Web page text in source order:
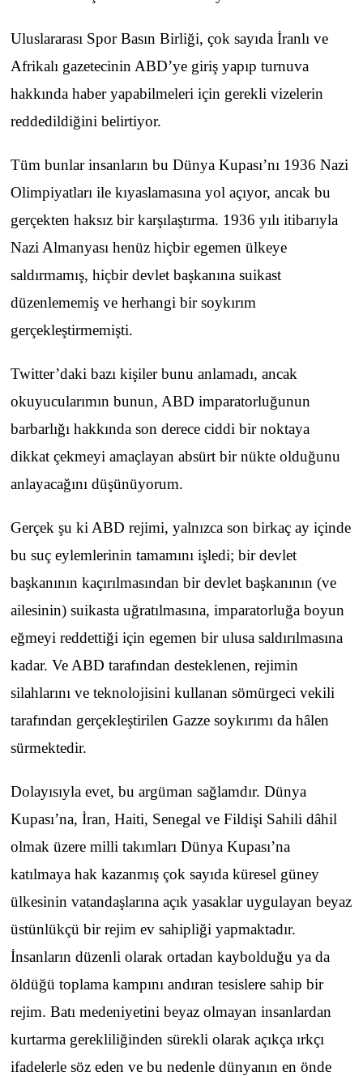
Uluslararası Spor Basın Birliği, çok sayıda İranlı ve
Afrikalı gazetecinin ABD’ye giriş yapıp turnuva
hakkında haber yapabilmeleri için gerekli vizelerin
reddedildiğini belirtiyor.
Tüm bunlar insanların bu Dünya Kupası’nı 1936 Nazi
Olimpiyatları ile kıyaslamasına yol açıyor, ancak bu
gerçekten haksız bir karşılaştırma. 1936 yılı itibarıyla
Nazi Almanyası henüz hiçbir egemen ülkeye
saldırmamış, hiçbir devlet başkanına suikast
düzenlememiş ve herhangi bir soykırım
gerçekleştirmemişti.
Twitter’daki bazı kişiler bunu anlamadı, ancak
okuyucularımın bunun, ABD imparatorluğunun
barbarlığı hakkında son derece ciddi bir noktaya
dikkat çekmeyi amaçlayan absürt bir nükte olduğunu
anlayacağını düşünüyorum.
Gerçek şu ki ABD rejimi, yalnızca son birkaç ay içinde
bu suç eylemlerinin tamamını işledi; bir devlet
başkanının kaçırılmasından bir devlet başkanının (ve
ailesinin) suikasta uğratılmasına, imparatorluğa boyun
eğmeyi reddettiği için egemen bir ulusa saldırılmasına
kadar. Ve ABD tarafından desteklenen, rejimin
silahlarını ve teknolojisini kullanan sömürgeci vekili
tarafından gerçekleştirilen Gazze soykırımı da hâlen
sürmektedir.
Dolayısıyla evet, bu argüman sağlamdır. Dünya
Kupası’na, İran, Haiti, Senegal ve Fildişi Sahili dâhil
olmak üzere milli takımları Dünya Kupası’na
katılmaya hak kazanmış çok sayıda küresel güney
ülkesinin vatandaşlarına açık yasaklar uygulayan beyaz
üstünlükçü bir rejim ev sahipliği yapmaktadır.
İnsanların düzenli olarak ortadan kaybolduğu ya da
öldüğü toplama kampını andıran tesislere sahip bir
rejim. Batı medeniyetini beyaz olmayan insanlardan
kurtarma gerekliliğinden sürekli olarak açıkça ırkçı
ifadelerle söz eden ve bu nedenle dünyanın en önde